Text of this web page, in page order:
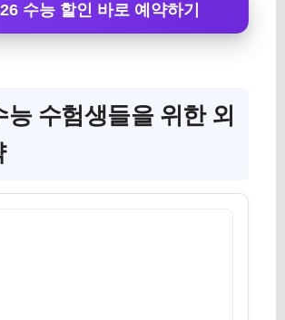
수능 할인 바로 예약하기
능 수험생들을 위한 외